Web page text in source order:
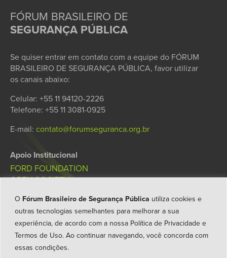
O Fórum Brasileiro de Segurança Pública utiliza cookies e
outras tecnologias semelhantes para melhorar a sua
experiência, de acordo com a nossa Política de Privacidade e
Termos de Uso. Ao continuar navegando, você concorda com
essas condições.
FÓRUM BRASILEIRO DE
SEGURANÇA PÚBLICA
Se quiser entrar em contato com a equipe do FÓRUM
BRASILEIRO DE SEGURANÇA PÚBLICA, favor utilizar
os canais abaixo:
Celular: +55 11 94120-2226
Telefone: +55 11 3081-0925
E-mail: contato@forumseguranca.org.br
Apoio Institucional
FORD FOUNDATION
OPEN SOCIETY
FUNDAÇÃO JOSÉ LUIZ EGYDIO SETÚBAL
FÓRUM BRASILEIRO DESEGURANÇA PÚBLICA
TRANSPARÊNCIA
CARTA DE PRINCÍPIOS